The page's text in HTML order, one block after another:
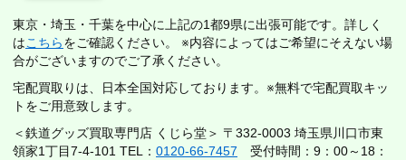
東京・埼玉・千葉を中心に上記の1都9県に出張可能です。詳しく
はこちらをご確認ください。 ※内容によってはご希望にそえない場
合がございますのでご了承ください。
宅配買取りは、日本全国対応しております。※無料で宅配買取キッ
トをご用意致します。
＜鉄道グッズ買取専門店 くじら堂＞ 〒332-0003 埼玉県川口市東
領家1丁目7-4-101 TEL： 0120-66-7457 受付時間：9：00～18：